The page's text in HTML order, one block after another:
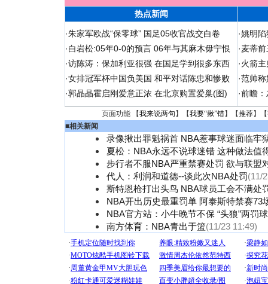
热点新闻
·朱家军欧战“保零球” 国足05收官战交白卷
·白岩松:05年0-0的预言 06年与其麻木毋宁恨
·访陈涛：保加利亚很强 在国足学到很多东西
·女排冠军杯中国负美国 和平对话陈忠和惨败
·郭晶晶霍启刚爱意正浓 在北京购置爱巢(图)
·姚明
·麦蒂
·火箭
·范帅
·前瞻
页面功能 【我来说两句 】【我要“揪”错】【推荐】
■相关新闻
录像揪出罪魁祸首 NBA惹事球迷面临牢
夏松：NBA永远不说球迷错 这种做法值
步行者不服NBA严重禁赛处罚 欲与联盟
代人：利润和道德--谈此次NBA处罚(11/
斯特恩枪打出头鸟 NBA球员工会不满处
NBA开出历史最重罚单 阿泰斯特禁赛73
NBA官方站：小牛晚节不保 “头狼”两罚
南方体育：NBA青出于篮(11/23 11:49)